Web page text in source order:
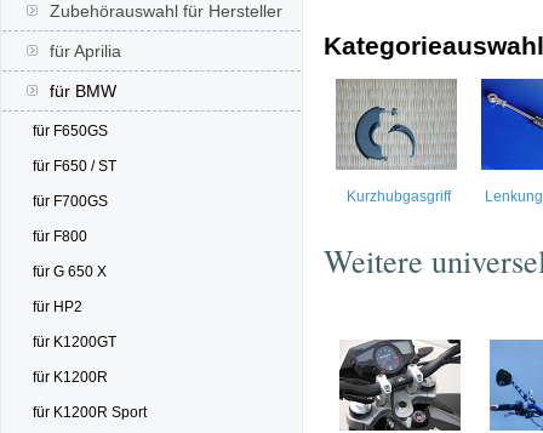
Zubehörauswahl für Hersteller
für Aprilia
für BMW
für F650GS
für F650 / ST
für F700GS
für F800
für G 650 X
für HP2
für K1200GT
für K1200R
für K1200R Sport
Kategorieauswahl
Kurzhubgasgriff
Weitere